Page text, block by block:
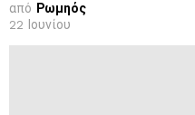
από Ρωμηός
22 Ιουνίου